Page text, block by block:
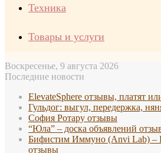
Техника
Товары и услуги
Воскресенье, 9 августа 2026
Последние новости
ElevateSphere отзывы, платят
Гульдог: выгул, передержка,
София Ротару отзывы
“Юла” – доска объявлений
Бифистим Иммуно (Anvi Lab) –
отзывы